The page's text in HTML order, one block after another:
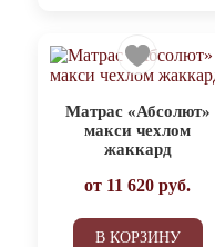
Матрас «Абсолют»
макси чехлом
жаккард
от 11 620 руб.
В КОРЗИНУ